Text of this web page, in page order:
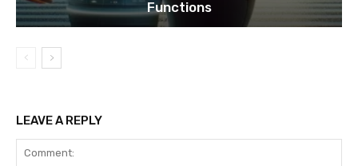
Functions
LEAVE A REPLY